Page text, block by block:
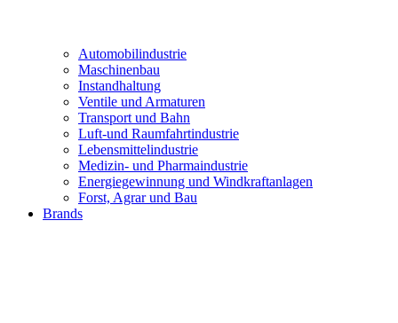
Automobilindustrie
Maschinenbau
Instandhaltung
Ventile und Armaturen
Transport und Bahn
Luft-und Raumfahrtindustrie
Lebensmittelindustrie
Medizin- und Pharmaindustrie
Energiegewinnung und Windkraftanlagen
Forst, Agrar und Bau
Brands